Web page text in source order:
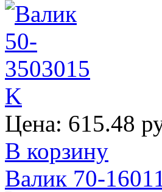
Цена: 615.48
В корзину
Валик 70-